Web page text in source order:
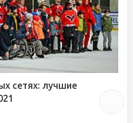
сетях: лучшие